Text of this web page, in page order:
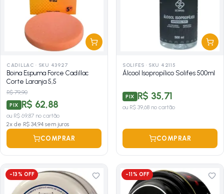
CADILLAC · SKU 43927
Boina Espuma Force Cadillac
Corte Laranja 5,5
R$ 79,90
PIX R$ 62,88
ou R$ 69,87 no cartão
2x de R$ 34,94 sem juros
COMPRAR
SOLIFES · SKU 42115
Álcool Isopropílico Solifes 500ml
PIX R$ 35,71
ou R$ 39,68 no cartão
COMPRAR
-13% OFF -11 % OFF